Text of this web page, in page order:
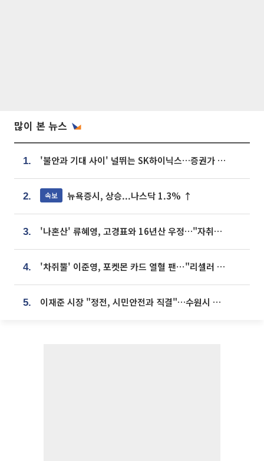
많이 본 뉴스
1. '불안과 기대 사이' 널뛰는 SK하이닉스…증권가 "HBM4·LTA 기반 펀터멘털 견고"
2. 속보 뉴욕증시, 상승...나스닥 1.3% ↑
3. '나혼산' 류혜영, 고경표와 16년산 우정…"자취방서 부모님과 마주쳐"
4. '차쥐뿔' 이준영, 포켓몬 카드 열혈 팬⋯"리셀러 처단할 것"
5. 이재준 시장 "정전, 시민안전과 직결"…수원시 비상대응체계 가동